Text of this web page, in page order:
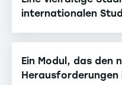
internationalen
Ein Modul, das den
Herausforderungen